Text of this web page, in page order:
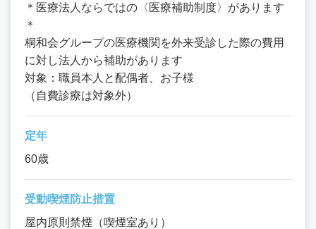
＊医療法人ならではの〈医療補助制度〉があります
＊
桐和会グループの医療機関を外来受診した際の費用
に対し法人から補助があります
対象：職員本人と配偶者、お子様
（自費診療は対象外）
定年
60歳
受動喫煙防止措置
屋内原則禁煙（喫煙室あり）